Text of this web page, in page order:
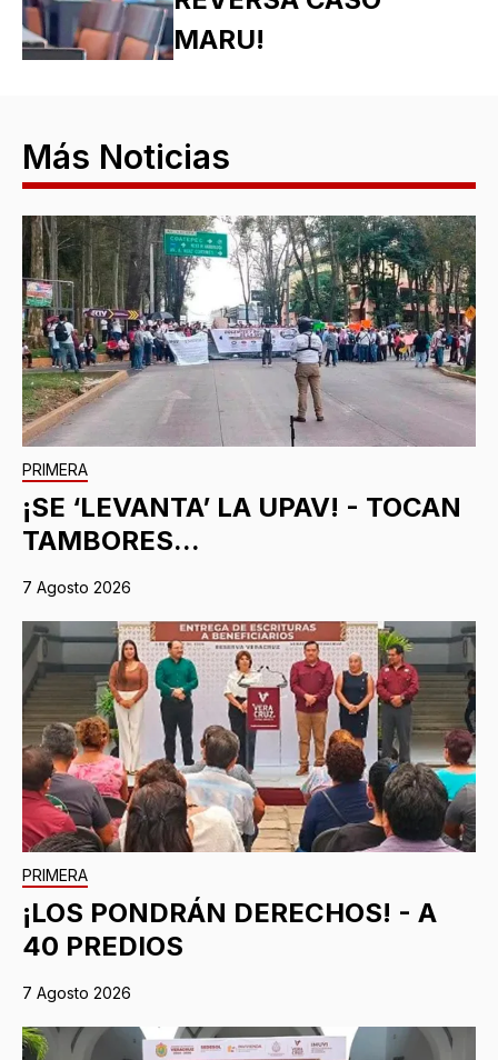
MARU!
Más Noticias
PRIMERA
¡SE ‘LEVANTA’ LA UPAV! - TOCAN
TAMBORES...
7 Agosto 2026
PRIMERA
¡LOS PONDRÁN DERECHOS! - A
40 PREDIOS
7 Agosto 2026